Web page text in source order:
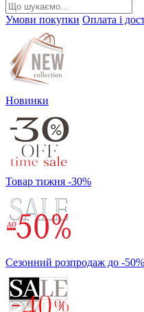
Умови покупки Оплата і
Новинки
Товар тижня -30%
Сезонний розпродаж до -50%